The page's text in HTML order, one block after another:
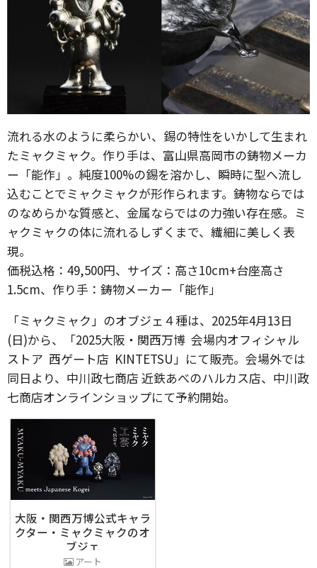
流れる水のように柔らかい、錫の特性をいかして生まれ
たミャクミャク。作り手は、富山県高岡市の鋳物メーカ
ー「能作」。純度100%の錫を溶かし、瞬時に型へ流し
込むことでミャクミャクが形作られます。鋳物ならでは
のなめらかな質感と、金属ならではの力強い存在感。ミ
ャクミャクの体に流れるしずくまで、繊細に美しく表
現。
価税込格：49,500円、サイズ：高さ10cm+台座高さ
1.5cm、作り手：鋳物メーカー「能作」
「ミャクミャク」のオブジェ４種は、2025年4月13日
(日)から、「2025大阪・関西万博 会場内オフィシャル
ストア 西ゲート店 KINTETSU」にて販売。会場外では
同日より、中川政七商店 近鉄あべのハルカス店、中川政
七商店オンラインショップにて予約開始。
大阪・関西万博公式キャラ
クター・ミャクミャクのオ
ブジェ
アート